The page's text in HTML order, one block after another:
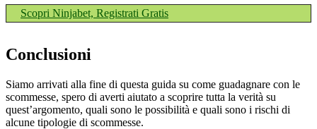
Scopri Ninjabet, Registrati Gratis
Conclusioni
Siamo arrivati alla fine di questa guida su come guadagnare con le
scommesse, spero di averti aiutato a scoprire tutta la verità su
quest’argomento, quali sono le possibilità e quali sono i rischi di
alcune tipologie di scommesse.